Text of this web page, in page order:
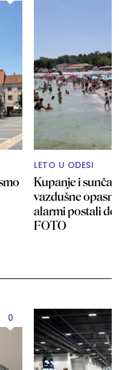
LETO U ODESI
Kupanje i
vazdušne
alarmi postali
FOTO
0